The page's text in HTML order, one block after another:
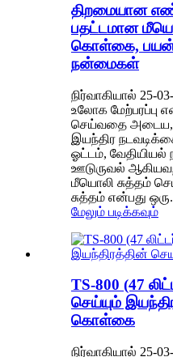
திறமையான
பதட்டமான
கொள்கை,
நன்மைகள்
நிர்வாகியால் 25-
உலோக மேற்பரப்பு
செய்வதை அடைய,
இயந்திர
ஓட்டம், வேதியியல்
ஊடுருவல்
மீயொலி சுத்தம்
சுத்தம் என்பது
மேலும் படிக்கவும்
TS-800 (47
செய்யும்
கொள்கை
நிர்வாகியால் 25-